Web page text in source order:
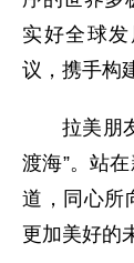
实好全球
议，携手构
拉美朋
渡海”。站
道，同心所
更加美好的